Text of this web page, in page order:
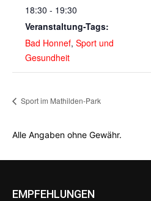
18:30 - 19:30
Veranstaltung-Tags:
Bad Honnef, Sport und
Gesundheit
Sport im Mathilden-Park
Alle Angaben ohne Gewähr.
EMPFEHLUNGEN